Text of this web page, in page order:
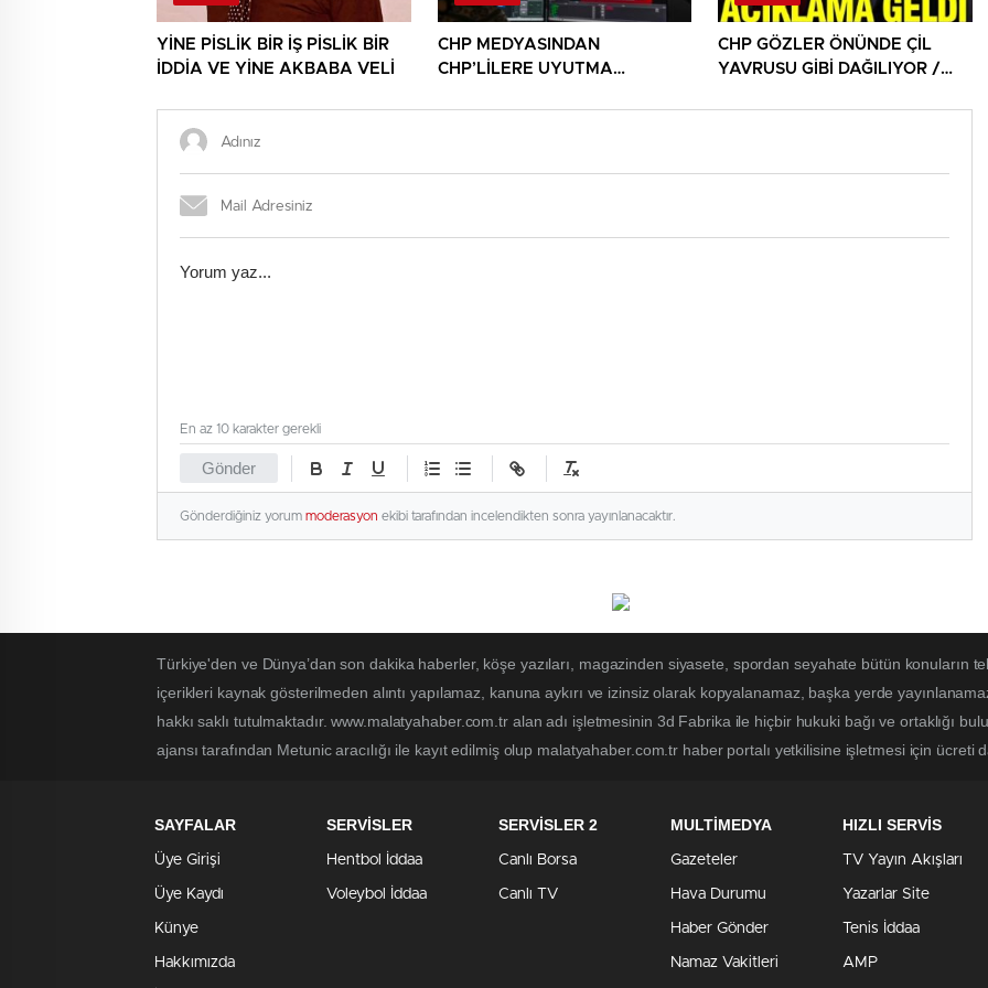
YİNE PİSLİK BİR İŞ PİSLİK BİR
İDDİA VE YİNE AKBABA VELİ
CHP MEDYASINDAN
CHP’LİLERE UYUTMA
CHP GÖZLER ÖNÜNDE ÇİL
YAVRUSU GİBİ DAĞILIYOR /
Gönder
En az 10 karakter gerekli
Gönderdiğiniz yorum moderasyon ekibi tarafından incelendikten sonra yayınlanacaktır.
Türkiye'den ve Dünya’dan son dakika haberler, köşe yazıları, magazinden siyasete, spordan seyahate bütün konuların
içerikleri kaynak gösterilmeden alıntı yapılamaz, kanuna aykırı ve izinsiz olarak kopyalanamaz, başka yerde
hakkı saklı tutulmaktadır. www.malatyahaber.com.tr alan adı işletmesinin 3d Fabrika ile hiçbir hukuki bağı ve ortaklığı
ajansı tarafından Metunic aracılığı ile kayıt edilmiş olup malatyahaber.com.tr haber portalı yetkilisine işletmesi için ücreti
SAYFALAR
Üye Girişi
Üye Kaydı
Künye
Hakkımızda
SERVİSLER
Hentbol İddaa
Voleybol İddaa
SERVİSLER 2
Canlı Borsa
Canlı TV
MULTİMEDYA
Gazeteler
Hava Durumu
Haber Gönder
Namaz Vakitleri
HIZLI SERVİS
TV Yayın Akışları
Yazarlar Site
Tenis İddaa
AMP